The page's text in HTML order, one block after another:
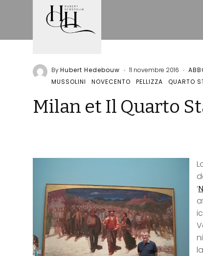
ByHubert Hedebouw 11 novembre 2016
MUSSOLINI
NOVECENTO PELLIZZA QUARTO
Milan et Il Quarto
‘
la